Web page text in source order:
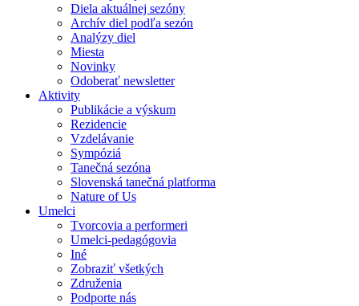
Diela aktuálnej sezóny
Archív diel podľa sezón
Analýzy diel
Miesta
Novinky
Odoberať newsletter
Aktivity
Publikácie a výskum
Rezidencie
Vzdelávanie
Sympóziá
Tanečná sezóna
Slovenská tanečná platforma
Nature of Us
Umelci
Tvorcovia a performeri
Umelci-pedagógovia
Iné
Zobraziť všetkých
Združenia
Podporte nás